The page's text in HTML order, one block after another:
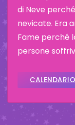
di Neve
nevicate. Era
Fame perché
persone